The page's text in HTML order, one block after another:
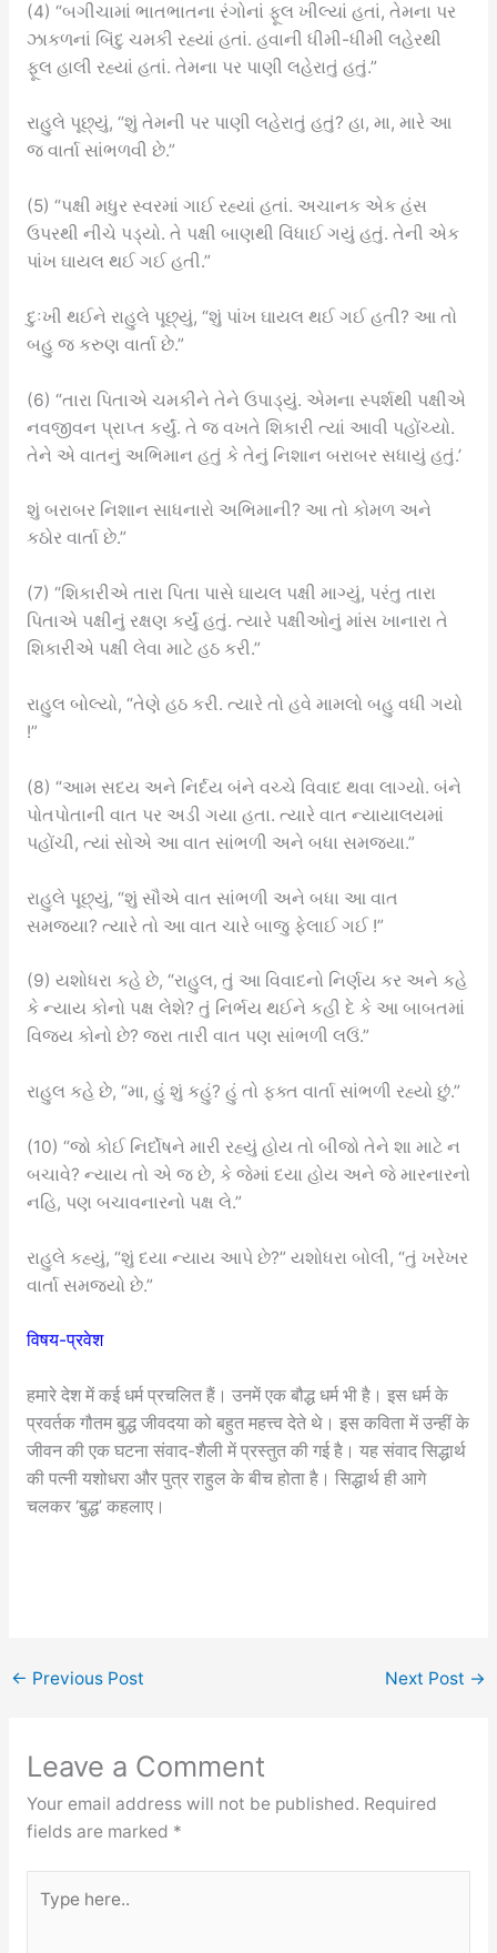
(4) “બગીચામાં ભાતભાતના રંગોનાં ફૂલ ખીલ્યાં હતાં, તેમના પર
ઝાકળનાં બિંદુ ચમકી રહ્યાં હતાં. હવાની ધીમી-ધીમી લહેરથી
ફૂલ હાલી રહ્યાં હતાં. તેમના પર પાણી લહેરાતું હતું.”
રાહુલે પૂછ્યું, “શું તેમની પર પાણી લહેરાતું હતું? હા, મા, મારે આ
જ વાર્તા સાંભળવી છે.”
(5) “પક્ષી મધુર સ્વરમાં ગાઈ રહ્યાં હતાં. અચાનક એક હંસ
ઉપરથી નીચે પડ્યો. તે પક્ષી બાણથી વિંધાઈ ગયું હતું. તેની એક
પાંખ ઘાયલ થઈ ગઈ હતી.”
દુઃખી થઈને રાહુલે પૂછ્યું, “શું પાંખ ઘાયલ થઈ ગઈ હતી? આ તો
બહુ જ કરુણ વાર્તા છે.”
(6) “તારા પિતાએ ચમકીને તેને ઉપાડ્યું. એમના સ્પર્શથી પક્ષીએ
નવજીવન પ્રાપ્ત કર્યું. તે જ વખતે શિકારી ત્યાં આવી પહોંચ્યો.
તેને એ વાતનું અભિમાન હતું કે તેનું નિશાન બરાબર સધાયું હતું.’
શું બરાબર નિશાન સાધનારો અભિમાની? આ તો કોમળ અને
કઠોર વાર્તા છે.”
(7) “શિકારીએ તારા પિતા પાસે ઘાયલ પક્ષી માગ્યું, પરંતુ તારા
પિતાએ પક્ષીનું રક્ષણ કર્યું હતું. ત્યારે પક્ષીઓનું માંસ ખાનારા તે
શિકારીએ પક્ષી લેવા માટે હઠ કરી.”
રાહુલ બોલ્યો, “તેણે હઠ કરી. ત્યારે તો હવે મામલો બહુ વધી ગયો
!”
(8) “આમ સદય અને નિર્દય બંને વચ્ચે વિવાદ થવા લાગ્યો. બંને
પોતપોતાની વાત પર અડી ગયા હતા. ત્યારે વાત ન્યાયાલયમાં
પહોંચી, ત્યાં સોએ આ વાત સાંભળી અને બધા સમજ્યા.”
રાહુલે પૂછ્યું, “શું સૌએ વાત સાંભળી અને બધા આ વાત
સમજ્યા? ત્યારે તો આ વાત ચારે બાજુ ફેલાઈ ગઈ !”
(9) યશોધરા કહે છે, “રાહુલ, તું આ વિવાદનો નિર્ણય કર અને કહે
કે ન્યાય કોનો પક્ષ લેશે? તું નિર્ભય થઈને કહી દે કે આ બાબતમાં
વિજય કોનો છે? જરા તારી વાત પણ સાંભળી લઉં.”
રાહુલ કહે છે, “મા, હું શું કહું? હું તો ફક્ત વાર્તા સાંભળી રહ્યો છું.”
(10) “જો કોઈ નિર્દોષને મારી રહ્યું હોય તો બીજો તેને શા માટે ન
બચાવે? ન્યાય તો એ જ છે, કે જેમાં દયા હોય અને જે મારનારનો
નહિ, પણ બચાવનારનો પક્ષ લે.”
રાહુલે કહ્યું, “શું દયા ન્યાય આપે છે?” યશોધરા બોલી, “તું ખરેખર
વાર્તા સમજ્યો છે.”
विषय-प्रवेश
हमारे देश में कई धर्म प्रचलित हैं। उनमें एक बौद्ध धर्म भी है। इस धर्म के
प्रवर्तक गौतम बुद्ध जीवदया को बहुत महत्त्व देते थे। इस कविता में उन्हीं के
जीवन की एक घटना संवाद-शैली में प्रस्तुत की गई है। यह संवाद सिद्धार्थ
की पत्नी यशोधरा और पुत्र राहुल के बीच होता है। सिद्धार्थ ही आगे
चलकर ‘बुद्ध’ कहलाए।
← Previous Post Next Post →
Leave a Comment
Your email address will not be published. Required
fields are marked *
here..